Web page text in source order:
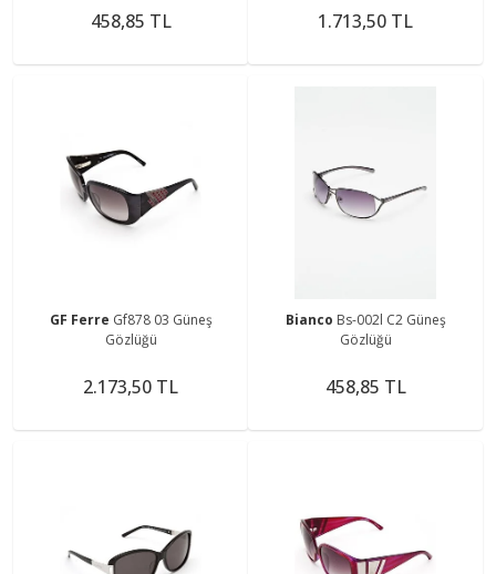
458,85 TL 1.713,50 TL
GF Ferre Gf878 03 Güneş
Gözlüğü
2.173,50 TL
Bianco Bs-002l C2 Güneş
Gözlüğü
458,85 TL